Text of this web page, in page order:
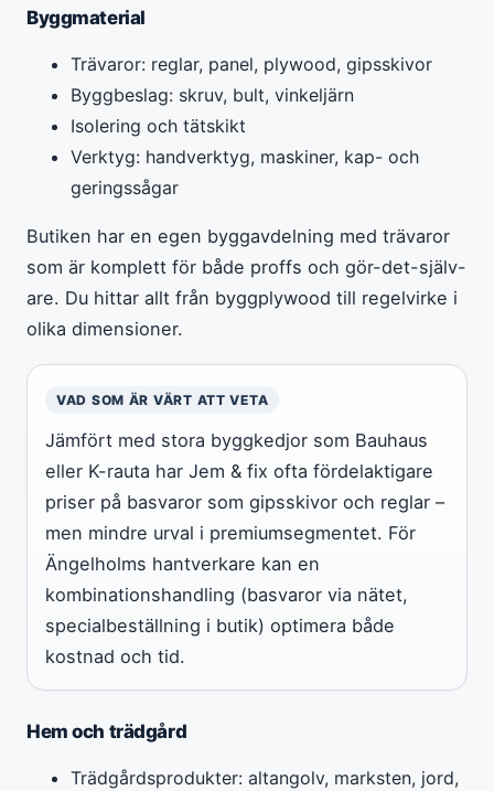
Byggmaterial
Trävaror: reglar, panel, plywood, gipsskivor
Byggbeslag: skruv, bult, vinkeljärn
Isolering och tätskikt
Verktyg: handverktyg, maskiner, kap- och
geringssågar
Butiken har en egen byggavdelning med trävaror
som är komplett för både proffs och gör-det-själv-
are. Du hittar allt från byggplywood till regelvirke i
olika dimensioner.
VAD SOM ÄR VÄRT ATT VETA
Jämfört med stora byggkedjor som Bauhaus
eller K-rauta har Jem & fix ofta fördelaktigare
priser på basvaror som gipsskivor och reglar –
men mindre urval i premiumsegmentet. För
Ängelholms hantverkare kan en
kombinationshandling (basvaror via nätet,
specialbeställning i butik) optimera både
kostnad och tid.
Hem och trädgård
Trädgårdsprodukter: altangolv, marksten, jord,